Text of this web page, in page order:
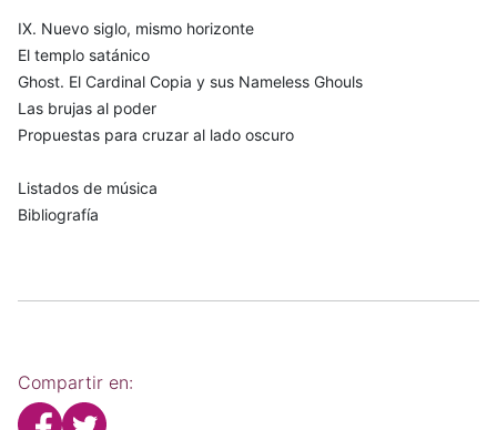
IX. Nuevo siglo, mismo horizonte
El templo satánico
Ghost. El Cardinal Copia y sus Nameless Ghouls
Las brujas al poder
Propuestas para cruzar al lado oscuro
Listados de música
Bibliografía
Compartir en: